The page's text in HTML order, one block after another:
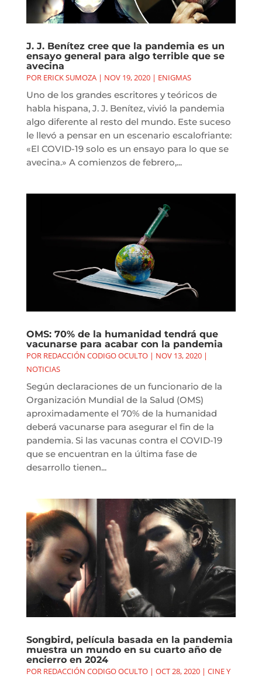
J. J. Benítez cree que la pandemia es un
ensayo general para algo terrible que se
avecina
POR ERICK SUMOZA| NOV 19, 2020| ENIGMAS
Uno de los grandes escritores y teóricos de
habla hispana, J. J. Benítez, vivió la pandemia
algo diferente al resto del mundo. Este suceso
le llevó a pensar en un escenario escalofriante:
«El COVID-19 solo es un ensayo para lo que se
avecina.» A comienzos de febrero,...
OMS: 70% de la humanidad tendrá que
vacunarse para acabar con la pandemia
POR REDACCIÓN CODIGO OCULTO| NOV 13, 2020|
NOTICIAS
Según declaraciones de un funcionario de la
Organización Mundial de la Salud (OMS)
aproximadamente el 70% de la humanidad
deberá vacunarse para asegurar el fin de la
pandemia. Si las vacunas contra el COVID-19
que se encuentran en la última fase de
desarrollo tienen...
Songbird, película basada en la pandemia
muestra un mundo en su cuarto año de
encierro en 2024
POR REDACCIÓN CODIGO OCULTO| OCT 28, 2020| CINE Y